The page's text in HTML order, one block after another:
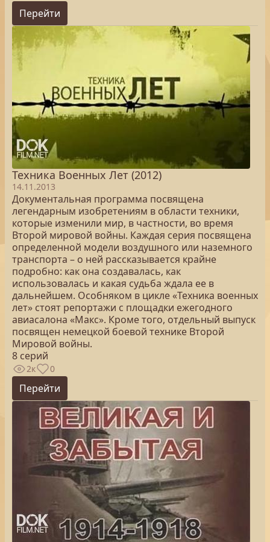
Перейти
Техника Военных Лет (2012)
14.11.2013
Документальная программа посвящена
легендарным изобретениям в области техники,
которые изменили мир, в частности, во время
Второй мировой войны. Каждая серия посвящена
определенной модели воздушного или наземного
транспорта – о ней рассказывается крайне
подробно: как она создавалась, как
использовалась и какая судьба ждала ее в
дальнейшем. Особняком в цикле «Техника военных
лет» стоят репортажи с площадки ежегодного
авиасалона «Макс». Кроме того, отдельный выпуск
посвящен немецкой боевой технике Второй
Мировой войны.
8 серий
2к 0
Перейти